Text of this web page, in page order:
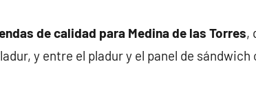
de calidad para Medina de las Torres,
y entre el pladur y el panel de sándwich